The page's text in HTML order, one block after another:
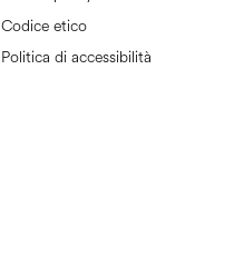
Codice etico
Politica di accessibilità